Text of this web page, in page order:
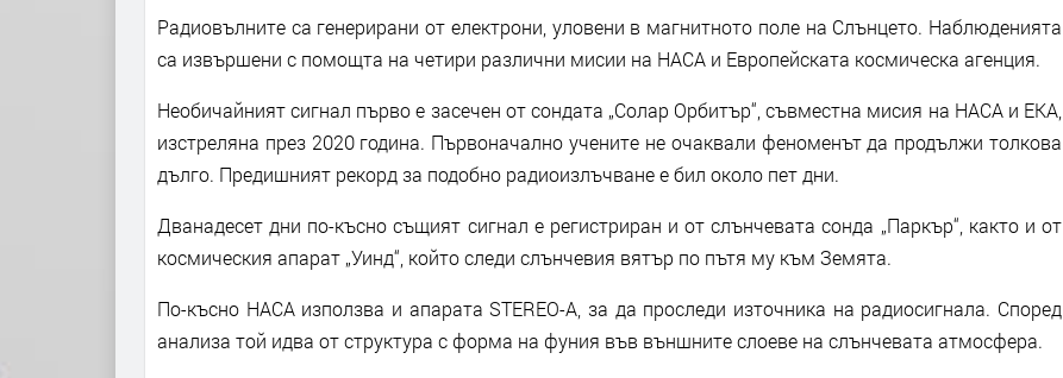
Радиовълните са генерирани от електрони, уловени в магнитното поле на Слънцето. Наблюденията
са извършени с помощта на четири различни мисии на НАСА и Европейската космическа агенция.
Необичайният сигнал първо е засечен от сондата „Солар Орбитър“, съвместна мисия на НАСА и ЕКА,
изстреляна през 2020 година. Първоначално учените не очаквали феноменът да продължи толкова
дълго. Предишният рекорд за подобно радиоизлъчване е бил около пет дни.
Дванадесет дни по-късно същият сигнал е регистриран и от слънчевата сонда „Паркър“, както и от
космическия апарат „Уинд“, който следи слънчевия вятър по пътя му към Земята.
По-късно НАСА използва и апарата STEREO-A, за да проследи източника на радиосигнала. Според
анализа той идва от структура с форма на фуния във външните слоеве на слънчевата атмосфера.